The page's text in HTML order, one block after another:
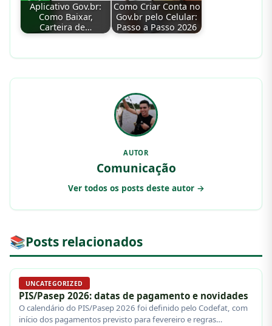
Aplicativo Gov.br:
Como Baixar,
Carteira de…
Como Criar Conta no
Gov.br pelo Celular:
Passo a Passo 2026
AUTOR
Comunicação
Ver todos os posts deste autor →
📚Posts relacionados
UNCATEGORIZED
PIS/Pasep 2026: datas de pagamento e novidades
O calendário do PIS/Pasep 2026 foi definido pelo Codefat, com
início dos pagamentos previsto para fevereiro e regras…